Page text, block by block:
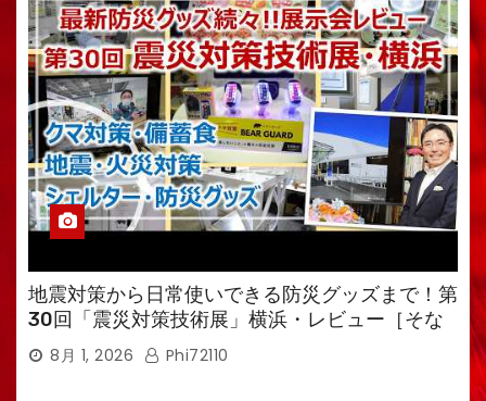
地震対策から日常使いできる防災グッズまで！第
30回「震災対策技術展」横浜・レビュー［そな
えるTV・高荷智也］
8月 1, 2026 Phi72110